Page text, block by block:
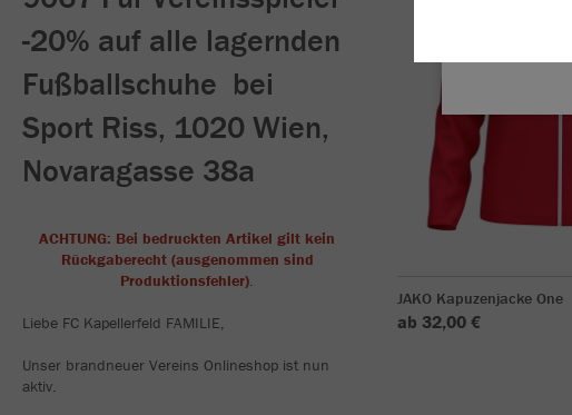
-20% auf alle lagernden
Fußballschuhe bei
Sport Riss, 1020 Wien,
Novaragasse 38a
ACHTUNG: Bei bedruckten Artikel gilt kein
Rückgaberecht (ausgenommen sind
Produktionsfehler)
Liebe FC Kapellerfeld FAMILIE,
Unser brandneuer Vereins Onlineshop ist nun
aktiv.
JAKO Kapuzenjacke One
ab 32,00 €